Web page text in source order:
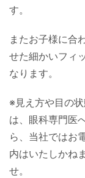
す。
またお子様に合
せた細かいフィ
なります。
※見え方や目の
は、眼科専門医
ら、当社ではお
内はいたしかね
せ。